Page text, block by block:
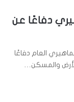
دفاعًا عن
العام دفاعًا
والمسكن…